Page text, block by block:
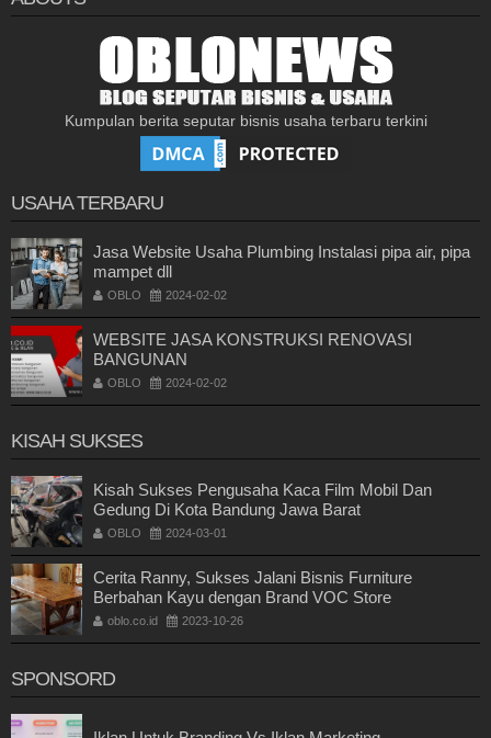
Kumpulan berita seputar bisnis usaha terbaru terkini
USAHA TERBARU
Jasa Website Usaha Plumbing Instalasi pipa air, pipa
mampet dll
OBLO 2024-02-02
WEBSITE JASA KONSTRUKSI RENOVASI
BANGUNAN
OBLO 2024-02-02
KISAH SUKSES
Kisah Sukses Pengusaha Kaca Film Mobil Dan
Gedung Di Kota Bandung Jawa Barat
OBLO 2024-03-01
Cerita Ranny, Sukses Jalani Bisnis Furniture
Berbahan Kayu dengan Brand VOC Store
oblo.co.id 2023-10-26
SPONSORD